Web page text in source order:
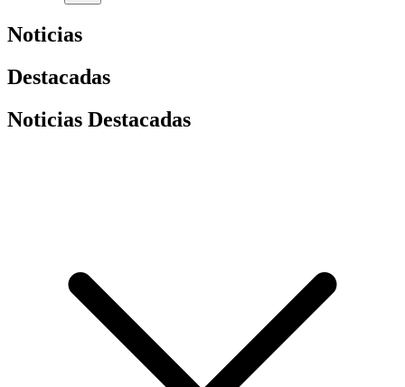
Noticias
Destacadas
Noticias Destacadas